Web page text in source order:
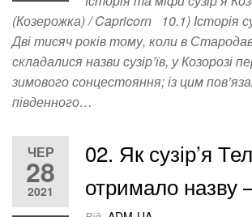
(Козерожка) / Capricorn 10.1) Історія
Дві тисяч років тому, коли в
складалися назви сузір’їв, у Козорозі
зимового сонцестояння; із цим
південного…
ЧЕР
28
2021
02. Як сузір’я
отримало назву